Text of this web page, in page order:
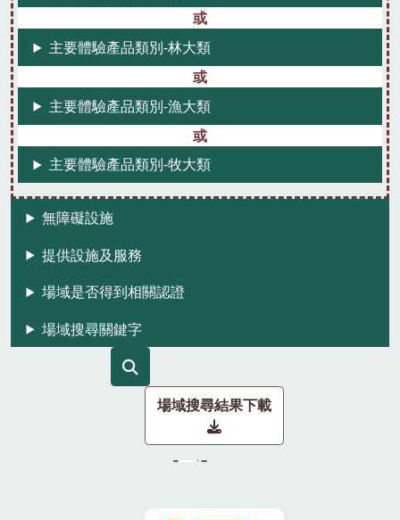
主要體驗產品類別-林大類
主要體驗產品類別-漁大類
主要體驗產品類別-牧大類
無障礙設施
提供設施及服務
場域是否得到相關認證
場域搜尋關鍵字
場域搜尋結果下載